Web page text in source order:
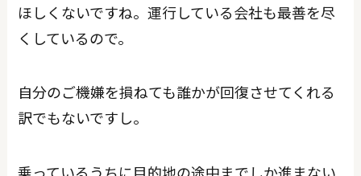
ほしくないですね。運行している会社も最善を尽
くしているので。
自分のご機嫌を損ねても誰かが回復させてくれる
訳でもないですし。